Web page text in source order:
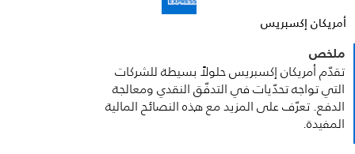
أمريكان إكسبريس
ملخص
تقدّم أمريكان إكسبريس حلولاً بسيطة للشركات
التي تواجه تحدّيات في التدفّق النقدي ومعالجة
الدفع. تعرّف على المزيد مع هذه النصائح المالية
المفيدة.